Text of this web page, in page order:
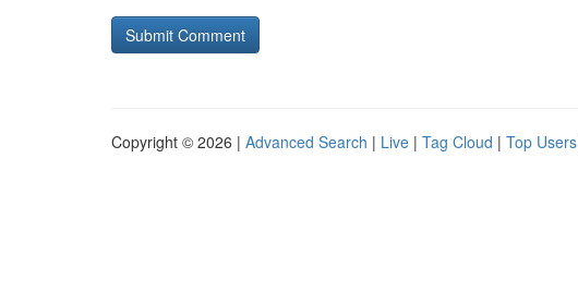
Copyright © 2026 | Advanced Search | Live | Tag Cloud | Top Users